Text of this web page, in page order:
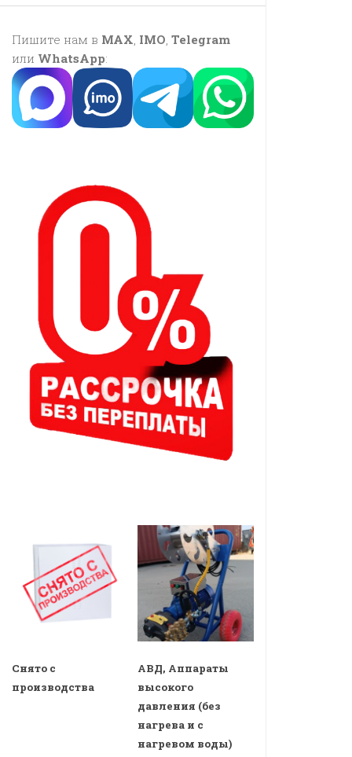
Пишите нам в MAX IMO Telegram
или WhatsApp:
Снято с
производства
АВД, Аппараты
высокого
давления (без
нагрева и с
нагревом воды)